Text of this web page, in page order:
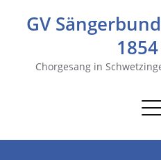
GV
Chorgesang in